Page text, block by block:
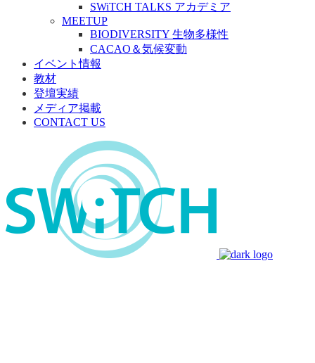
SWiTCH TALKS アカデミア
MEETUP
BIODIVERSITY 生物多様性
CACAO＆気候変動
イベント情報
教材
登壇実績
メディア掲載
CONTACT US